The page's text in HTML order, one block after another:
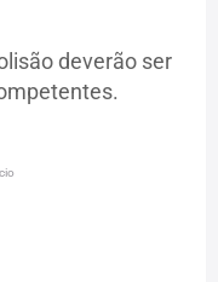
deverão ser